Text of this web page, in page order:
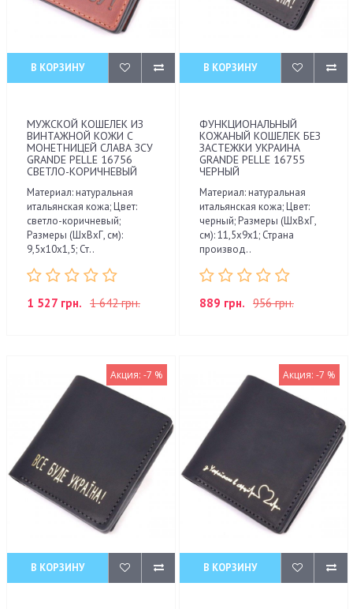
В КОРЗИНУ
МУЖСКОЙ КОШЕЛЕК ИЗ
ВИНТАЖНОЙ КОЖИ С
МОНЕТНИЦЕЙ СЛАВА ЗСУ
GRANDE PELLE 16756
СВЕТЛО-КОРИЧНЕВЫЙ
Материал: натуральная
итальянская кожа; Цвет:
светло-коричневый;
Размеры (ШхВхГ, см):
9,5х10х1,5; Ст..
1 527 грн. 1 642 грн.
В КОРЗИНУ
ФУНКЦИОНАЛЬНЫЙ
КОЖАНЫЙ КОШЕЛЕК БЕЗ
ЗАСТЕЖКИ УКРАИНА
GRANDE PELLE 16755
ЧЕРНЫЙ
Материал: натуральная
итальянская кожа; Цвет:
черный; Размеры (ШхВхГ,
см): 11,5х9х1; Страна
производ..
889 грн. 956 грн.
Акция: -7 %
В КОРЗИНУ
Акция: -7 %
В КОРЗИНУ